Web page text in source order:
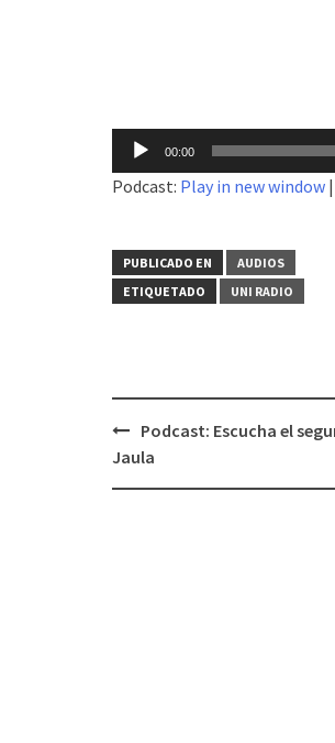
Reproductor
audio
00:00
Podcast: Play in new window |
PUBLICADO EN
AUDIOS
ETIQUETADO
UNI RADIO
Navegación
Podcast: Escucha el
Jaula